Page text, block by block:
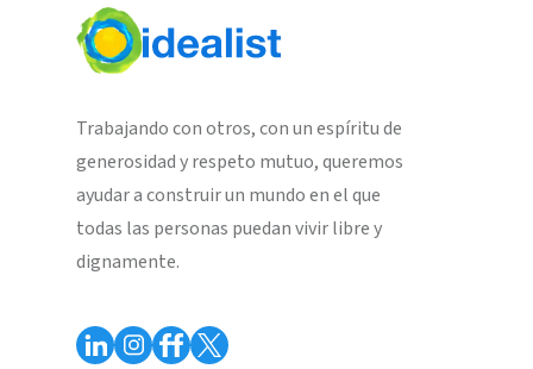
Trabajando con otros, con un espíritu de
generosidad y respeto mutuo, queremos
ayudar a construir un mundo en el que
todas las personas puedan vivir libre y
dignamente.